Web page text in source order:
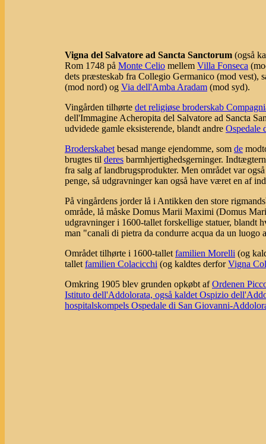
Vigna del Salvatore ad Sancta Sanctorum (også
Rom 1748 på Monte Celio mellem Villa Fonseca
dets præsteskab fra Collegio Germanico (mod vest),
(mod nord) og Via dell'Amba Aradam (mod syd).
Vingården tilhørte det religiøse broderskab
dell'Immagine Acheropita del Salvatore ad Sancta
udvidede gamle eksisterende, blandt andre Ospedale
Broderskabet besad mange ejendomme, som de
brugtes til deres barmhjertighedsgerninger.
fra salg af landbrugsprodukter. Men området var
penge, så udgravninger kan også have været en af
På vingårdens jorder lå i Antikken den store
område, lå måske Domus Marii Maximi (Domus
udgravninger i 1600-tallet forskellige statuer, blandt
man "canali di pietra da condurre acqua da un
Området tilhørte i 1600-tallet familien Morelli (og
tallet familien Colacicchi (og kaldtes derforVigna
Omkring 1905 blev grunden opkøbt afOrdenen
Istituto dell'Addolorata, også kaldet Ospizio
hospitalskompels Ospedale di San Giovanni-